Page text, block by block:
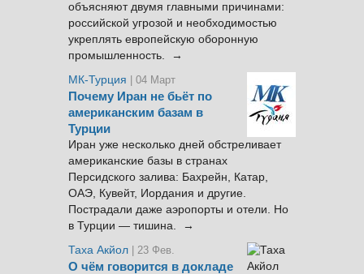
объясняют двумя главными причинами:
российской угрозой и необходимостью
укреплять европейскую оборонную
промышленность. →
МК-Турция
| 04 Март
Почему Иран не бьёт по
американским базам в
Турции
Иран уже несколько дней обстреливает
американские базы в странах
Персидского залива: Бахрейн, Катар,
ОАЭ, Кувейт, Иордания и другие.
Пострадали даже аэропорты и отели. Но
в Турции — тишина. →
Таха Акйол | 23 Фев.
О чём говорится в докладе